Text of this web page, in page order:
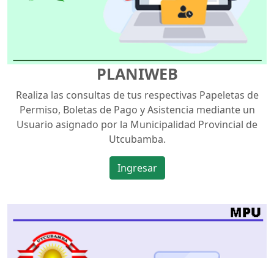
PLANIWEB
Realiza las consultas de tus respectivas Papeletas de
Permiso, Boletas de Pago y Asistencia mediante un
Usuario asignado por la Municipalidad Provincial de
Utcubamba.
Ingresar